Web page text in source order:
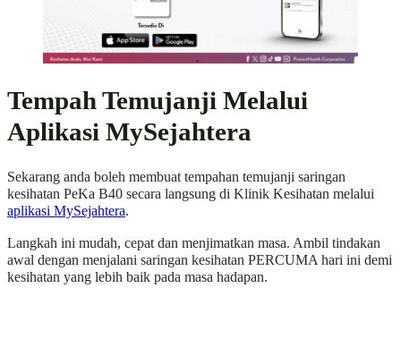
Tempah Temujanji Melalui
Aplikasi MySejahtera
Sekarang anda boleh membuat tempahan temujanji saringan
kesihatan PeKa B40 secara langsung di Klinik Kesihatan melalui
aplikasi MySejahtera.
Langkah ini mudah, cepat dan menjimatkan masa. Ambil tindakan
awal dengan menjalani saringan kesihatan PERCUMA hari ini demi
kesihatan yang lebih baik pada masa hadapan.